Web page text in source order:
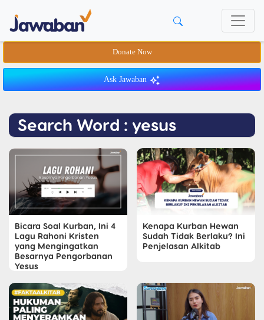
Donate Now
Ask Jawaban
Search Word : yesus
Bicara Soal Kurban, Ini 4
Lagu Rahoni Kristen
yang Mengingatkan
Besarnya Pengorbanan
Yesus
Kenapa Kurban Hewan
Sudah Tidak Berlaku? Ini
Penjelasan Alkitab